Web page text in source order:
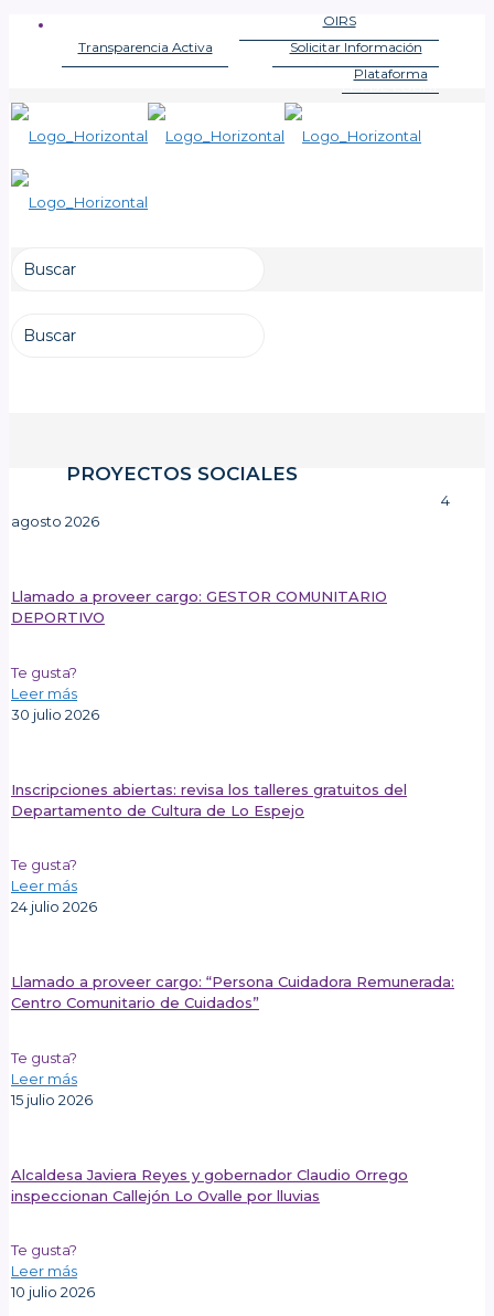
OIRS
Solicitar Información
Transparencia Activa
Plataforma
PROYECTOS SOCIALES
4
agosto 2026
Llamado a proveer cargo: GESTOR COMUNITARIO
DEPORTIVO
Te gusta?
Leer más
30 julio 2026
Inscripciones abiertas: revisa los talleres gratuitos del
Departamento de Cultura de Lo Espejo
Te gusta?
Leer más
24 julio 2026
Llamado a proveer cargo: “Persona Cuidadora Remunerada:
Centro Comunitario de Cuidados”
Te gusta?
Leer más
15 julio 2026
Alcaldesa Javiera Reyes y gobernador Claudio Orrego
inspeccionan Callejón Lo Ovalle por lluvias
Te gusta?
Leer más
10 julio 2026